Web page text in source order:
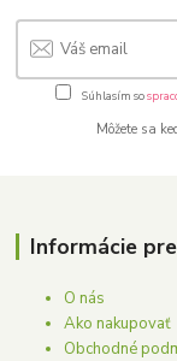
Súhlasím so
Môžete sa
Informácie
O nás
Ako nakupovať
Obchodné